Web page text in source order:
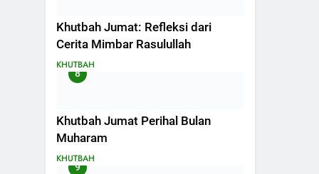
Khutbah Jumat: Refleksi dari
Cerita Mimbar Rasulullah
KHUTBAH
8
Khutbah Jumat Perihal Bulan
Muharam
KHUTBAH
9